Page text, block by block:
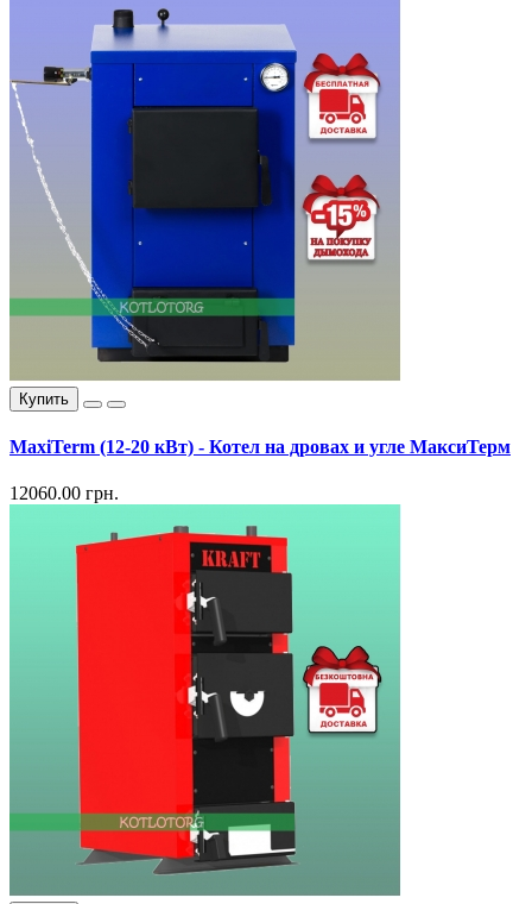
Купить
MaxiTerm (12-20 кВт) - Котел на дровах и угле МаксиТерм
12060.00 грн.